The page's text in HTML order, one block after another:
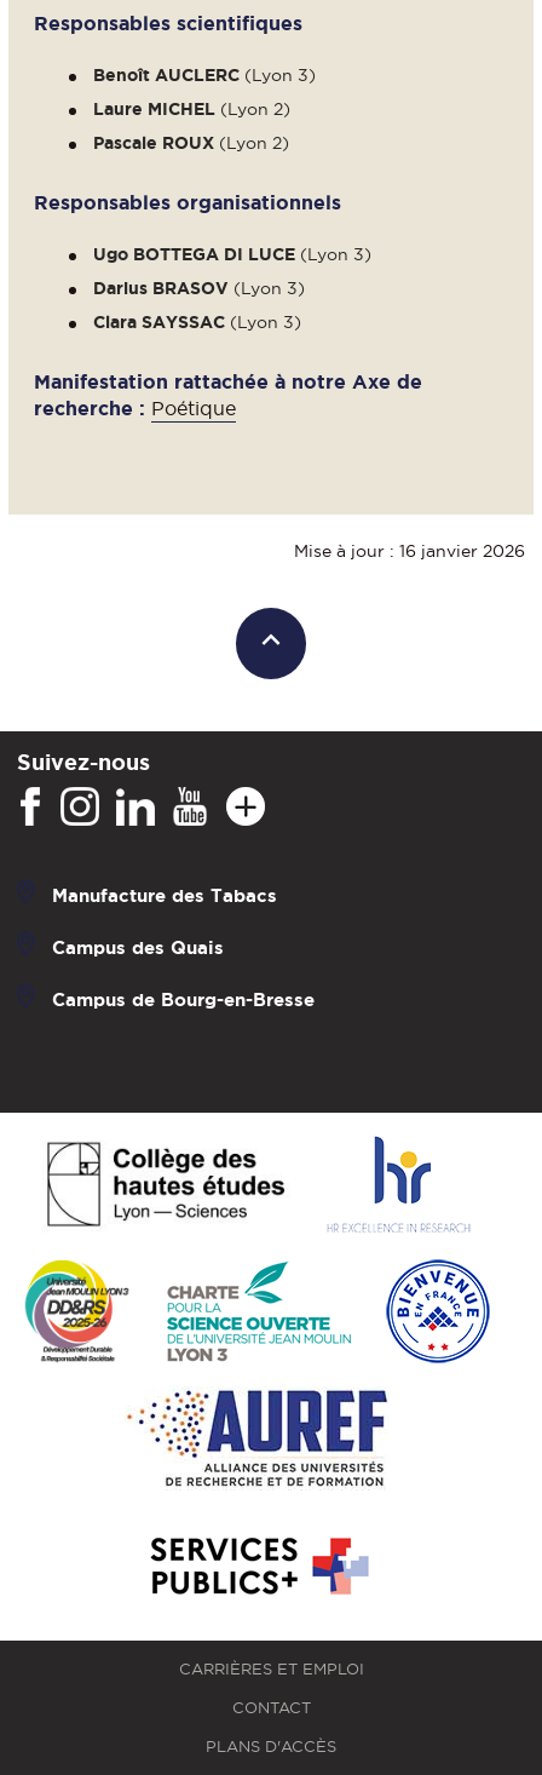
Responsables scientifiques
Benoît AUCLERC (Lyon 3)
Laure MICHEL (Lyon 2)
Pascale ROUX (Lyon 2)
Responsables organisationnels
Ugo BOTTEGA DI LUCE (Lyon 3)
Darius BRASOV (Lyon 3)
Clara SAYSSAC (Lyon 3)
Manifestation rattachée à notre Axe de
recherche : Poétique
Mise à jour : 16 janvier 2026
Suivez-nous
Manufacture des Tabacs
Campus des Quais
Campus de Bourg-en-Bresse
CARRIÈRES ET EMPLOI
CONTACT
PLANS D'ACCÈS